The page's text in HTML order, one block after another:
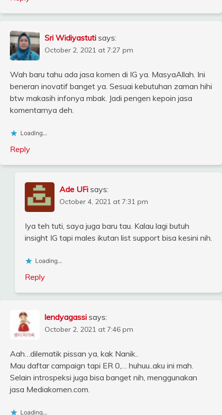
Sri Widiyastuti says:
October 2, 2021 at 7:27 pm
Wah baru tahu ada jasa komen di IG ya. MasyaAllah. Ini
beneran inovatif banget ya. Sesuai kebutuhan zaman hihi
btw makasih infonya mbak. Jadi pengen kepoin jasa
komentarnya deh.
Loading...
Reply
Ade UFi says:
October 4, 2021 at 7:31 pm
Iya teh tuti, saya juga baru tau. Kalau lagi butuh
insight IG tapi males ikutan list support bisa kesini nih.
Loading...
Reply
lendyagassi says:
October 2, 2021 at 7:46 pm
Aah…dilematik pissan ya, kak Nanik..
Mau daftar campaign tapi ER 0,… huhuu..aku ini mah.
Selain introspeksi juga bisa banget nih, menggunakan
jasa Mediakomen.com.
Loading...